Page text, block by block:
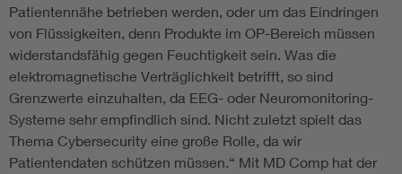
Patientennähe betrieben werden, oder um das Eindringen
von Flüssigkeiten, denn Produkte im OP-Bereich müssen
widerstandsfähig gegen Feuchtigkeit sein. Was die
elektromagnetische Verträglichkeit betrifft, so sind
Grenzwerte einzuhalten, da EEG- oder Neuromonitoring-
Systeme sehr empfindlich sind. Nicht zuletzt spielt das
Thema Cybersecurity eine große Rolle, da wir
Patientendaten schützen müssen.“ Mit MD Comp hat der